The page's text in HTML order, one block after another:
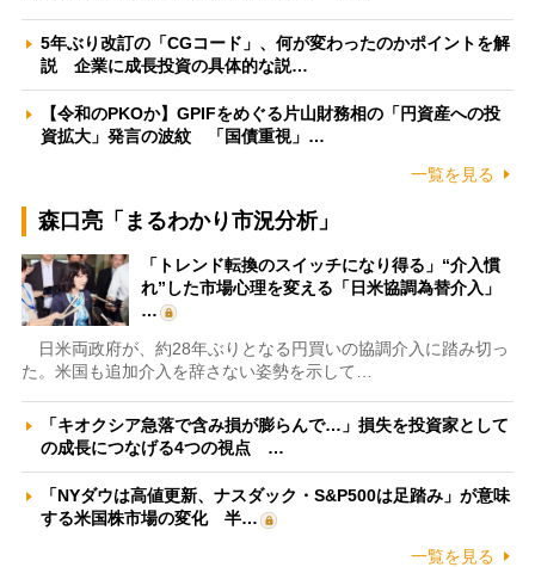
5年ぶり改訂の「CGコード」、何が変わったのかポイントを解
説 企業に成長投資の具体的な説…
【令和のPKOか】GPIFをめぐる片山財務相の「円資産への投
資拡大」発言の波紋 「国債重視」…
一覧を見る
森口亮「まるわかり市況分析」
「トレンド転換のスイッチになり得る」“介入慣
れ”した市場心理を変える「日米協調為替介入」
…
日米両政府が、約28年ぶりとなる円買いの協調介入に踏み切っ
た。米国も追加介入を辞さない姿勢を示して…
「キオクシア急落で含み損が膨らんで…」損失を投資家として
の成長につなげる4つの視点 …
「NYダウは高値更新、ナスダック・S&P500は足踏み」が意味
する米国株市場の変化 半…
一覧を見る